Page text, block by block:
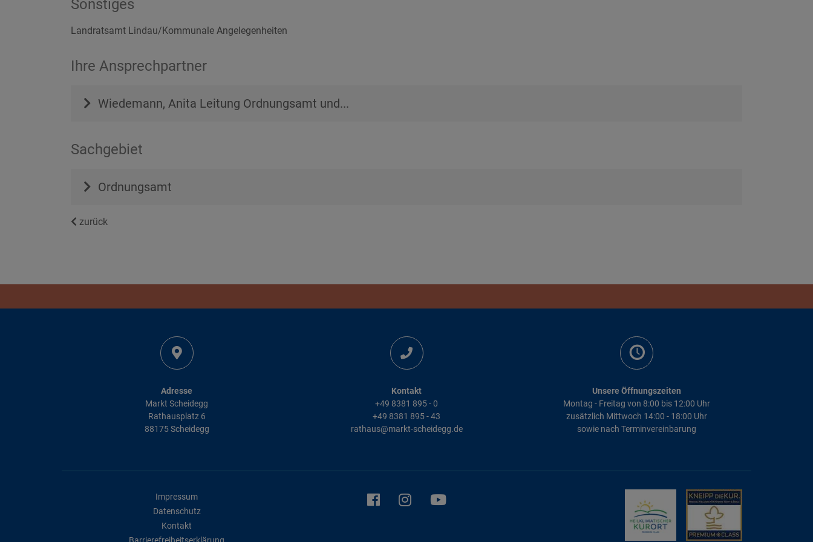
Sonstiges
Landratsamt Lindau/Kommunale Angelegenheiten
Ihre Ansprechpartner
Wiedemann, Anita Leitung Ordnungsamt und...
Sachgebiet
Ordnungsamt
zurück
Adresse
Markt Scheidegg
Rathausplatz 6
88175 Scheidegg
Kontakt
+49 8381 895 - 0
+49 8381 895 - 43
rathaus@markt-scheidegg.de
Unsere Öffnungszeiten
Montag - Freitag von 8:00 bis 12:00 Uhr
zusätzlich Mittwoch 14:00 - 18:00 Uhr
sowie nach Terminvereinbarung
Impressum
Datenschutz
Kontakt